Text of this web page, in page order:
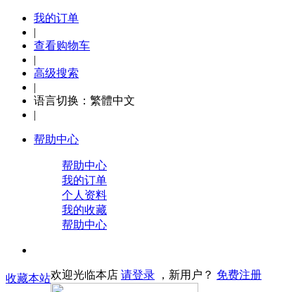
我的订单
|
查看购物车
|
高级搜索
|
语言切换： 繁體中文
|
帮助中心
帮助中心
我的订单
个人资料
我的收藏
帮助中心
收藏本站欢迎光临本店 请登录 ，新用户？ 免费注册